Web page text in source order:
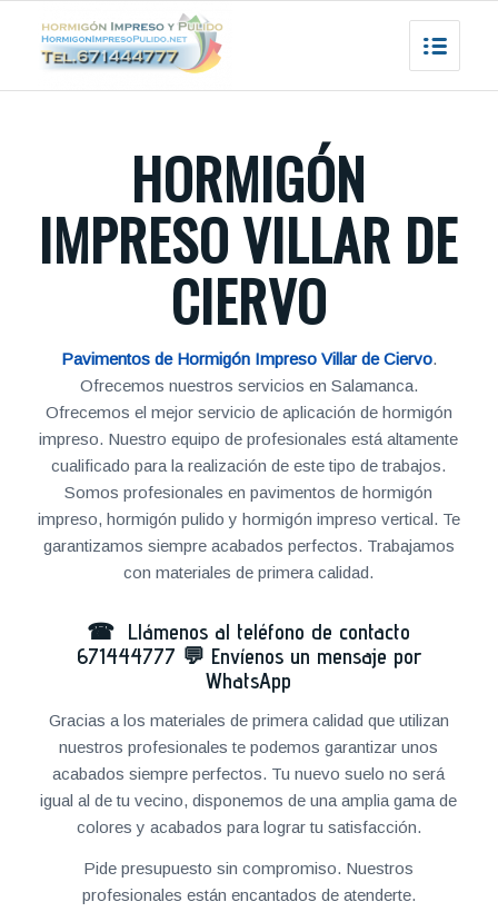
HORMIGÓN
IMPRESO VILLAR DE
CIERVO
Pavimentos de Hormigón Impreso Villar de Ciervo.
Ofrecemos nuestros servicios en Salamanca.
Ofrecemos el mejor servicio de aplicación de hormigón
impreso. Nuestro equipo de profesionales está altamente
cualificado para la realización de este tipo de trabajos.
Somos profesionales en pavimentos de hormigón
impreso, hormigón pulido y hormigón impreso vertical. Te
garantizamos siempre acabados perfectos. Trabajamos
con materiales de primera calidad.
☎ Llámenos al teléfono de contacto
671444777 💬 Envíenos un mensaje por
WhatsApp
Gracias a los materiales de primera calidad que utilizan
nuestros profesionales te podemos garantizar unos
acabados siempre perfectos. Tu nuevo suelo no será
igual al de tu vecino, disponemos de una amplia gama de
colores y acabados para lograr tu satisfacción.
Pide presupuesto sin compromiso. Nuestros
profesionales están encantados de atenderte.